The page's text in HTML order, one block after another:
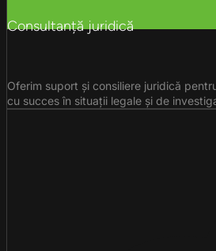
Consultanță juridică
Oferim suport și consiliere juridică
cu succes în situații legale și de